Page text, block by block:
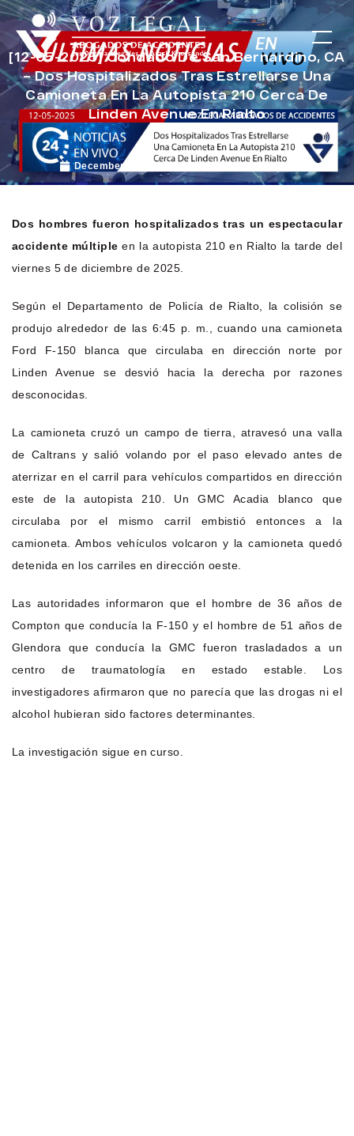
[12-05-2025] Condado De San Bernardino, CA
– Dos Hospitalizados Tras Estrellarse Una
Camioneta En La Autopista 210 Cerca De
Linden Avenue En Rialto
December 17, 2025
Dos hombres fueron hospitalizados tras un espectacular
accidente múltiple en la autopista 210 en Rialto la tarde del
viernes 5 de diciembre de 2025.
Según el Departamento de Policía de Rialto, la colisión se
produjo alrededor de las 6:45 p. m., cuando una camioneta
Ford F-150 blanca que circulaba en dirección norte por
Linden Avenue se desvió hacia la derecha por razones
desconocidas.
La camioneta cruzó un campo de tierra, atravesó una valla
de Caltrans y salió volando por el paso elevado antes de
aterrizar en el carril para vehículos compartidos en dirección
este de la autopista 210. Un GMC Acadia blanco que
circulaba por el mismo carril embistió entonces a la
camioneta. Ambos vehículos volcaron y la camioneta quedó
detenida en los carriles en dirección oeste.
Las autoridades informaron que el hombre de 36 años de
Compton que conducía la F-150 y el hombre de 51 años de
Glendora que conducía la GMC fueron trasladados a un
centro de traumatología en estado estable. Los
investigadores afirmaron que no parecía que las drogas ni el
alcohol hubieran sido factores determinantes.
La investigación sigue en curso.